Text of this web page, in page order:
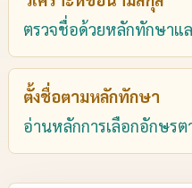
ตรวจชื่อด้วยหลักทักษาแ
ตั้งชื่อตามหลักทักษา
อ่านหลักการเลือกอักษรต